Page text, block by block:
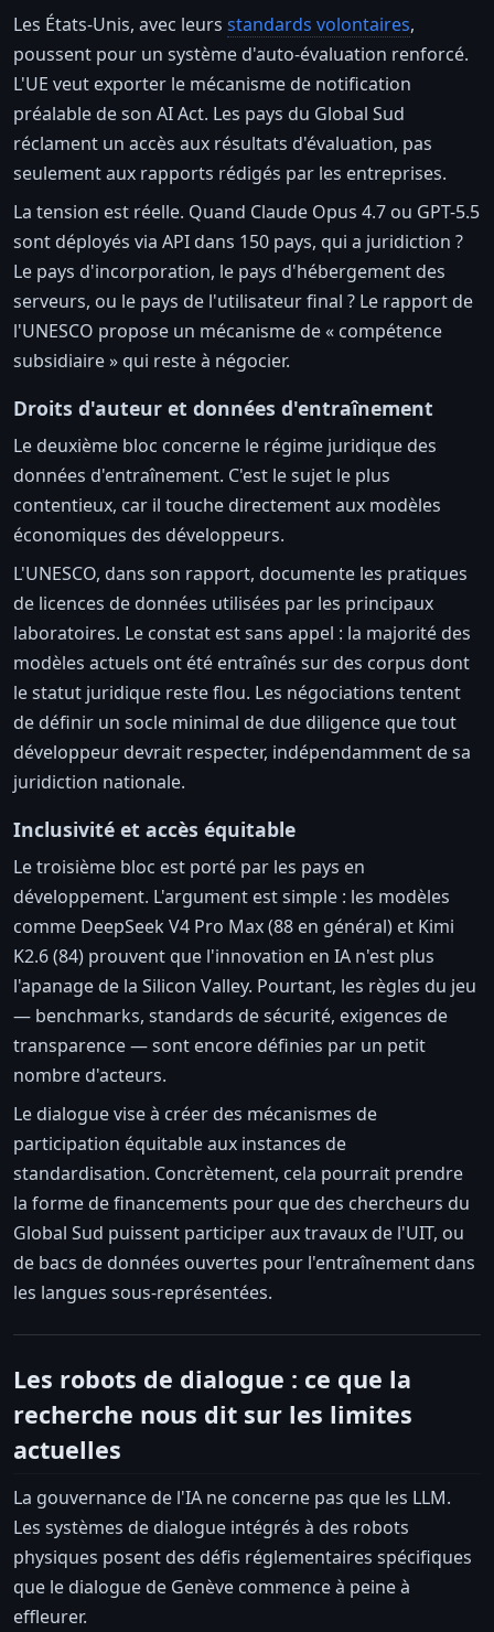
Les États-Unis, avec leurs standards volontaires,
poussent pour un système d'auto-évaluation renforcé.
L'UE veut exporter le mécanisme de notification
préalable de son AI Act. Les pays du Global Sud
réclament un accès aux résultats d'évaluation, pas
seulement aux rapports rédigés par les entreprises.
La tension est réelle. Quand Claude Opus 4.7 ou GPT-5.5
sont déployés via API dans 150 pays, qui a juridiction ?
Le pays d'incorporation, le pays d'hébergement des
serveurs, ou le pays de l'utilisateur final ? Le rapport de
l'UNESCO propose un mécanisme de « compétence
subsidiaire » qui reste à négocier.
Droits d'auteur et données d'entraînement
Le deuxième bloc concerne le régime juridique des
données d'entraînement. C'est le sujet le plus
contentieux, car il touche directement aux modèles
économiques des développeurs.
L'UNESCO, dans son rapport, documente les pratiques
de licences de données utilisées par les principaux
laboratoires. Le constat est sans appel : la majorité des
modèles actuels ont été entraînés sur des corpus dont
le statut juridique reste flou. Les négociations tentent
de définir un socle minimal de due diligence que tout
développeur devrait respecter, indépendamment de sa
juridiction nationale.
Inclusivité et accès équitable
Le troisième bloc est porté par les pays en
développement. L'argument est simple : les modèles
comme DeepSeek V4 Pro Max (88 en général) et Kimi
K2.6 (84) prouvent que l'innovation en IA n'est plus
l'apanage de la Silicon Valley. Pourtant, les règles du jeu
— benchmarks, standards de sécurité, exigences de
transparence — sont encore définies par un petit
nombre d'acteurs.
Le dialogue vise à créer des mécanismes de
participation équitable aux instances de
standardisation. Concrètement, cela pourrait prendre
la forme de financements pour que des chercheurs du
Global Sud puissent participer aux travaux de l'UIT, ou
de bacs de données ouvertes pour l'entraînement dans
les langues sous-représentées.
Les robots de dialogue : ce que la
recherche nous dit sur les limites
actuelles
La gouvernance de l'IA ne concerne pas que les LLM.
Les systèmes de dialogue intégrés à des robots
physiques posent des défis réglementaires spécifiques
que le dialogue de Genève commence à peine à
effleurer.